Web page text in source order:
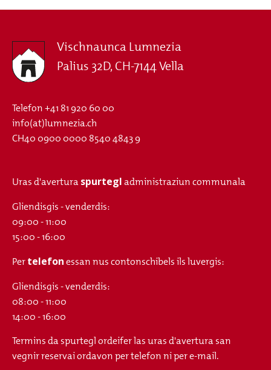
Vischnaunca Lumnezia
Palius 32D, CH-7144 Vella
Telefon+41 81 920 60 00
info(at)lumnezia.ch
CH40 0900 0000 8540 4843 9
Uras d'averturaspurtegladministraziun communala
Gliendisgis - venderdis:
09:00 - 11:00
15:00 - 16:00
Pertelefonessan nus contonschibels ils luvergis:
Gliendisgis - venderdis:
08:00 - 11:00
14:00 - 16:00
Termins da spurtegl ordeifer las uras d'avertura san
vegnir reservai ordavon per telefon ni per e-mail.